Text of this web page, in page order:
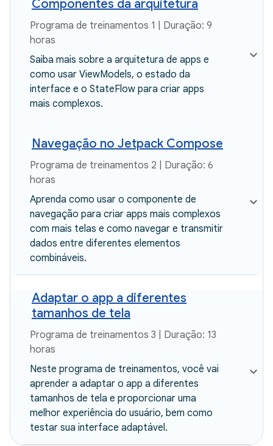
Componentes da arquitetura
Programa de treinamentos 1 | Duração: 9
horas
Saiba mais sobre a arquitetura de apps e
como usar ViewModels, o estado da
interface e o StateFlow para criar apps
mais complexos.
Navegação no Jetpack Compose
Programa de treinamentos 2 | Duração: 6
horas
Aprenda como usar o componente de
navegação para criar apps mais complexos
com mais telas e como navegar e transmitir
dados entre diferentes elementos
combináveis.
Adaptar o app a diferentes
tamanhos de tela
Programa de treinamentos 3 | Duração: 13
horas
Neste programa de treinamentos, você vai
aprender a adaptar o app a diferentes
tamanhos de tela e proporcionar uma
melhor experiência do usuário, bem como
testar sua interface adaptável.